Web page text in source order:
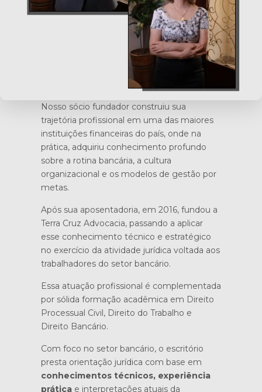
Nosso sócio fundador construiu sua
trajetória profissional em uma das maiores
instituições financeiras do país, onde na
prática, adquiriu conhecimento profundo
sobre a rotina bancária, a cultura
organizacional e os modelos de gestão por
metas.
Após sua aposentadoria, em 2016, fundou a
Terra Cruz Advocacia, passando a aplicar
esse conhecimento técnico e estratégico
no exercício da atividade jurídica voltada aos
trabalhadores do setor bancário.
Essa atuação profissional é complementada
por sólida formação acadêmica em Direito
Processual Civil, Direito do Trabalho e
Direito Bancário.
Com foco no setor bancário, o escritório
presta orientação jurídica com base em
conhecimentos técnicos, experiência
prática e interpretações atuais da